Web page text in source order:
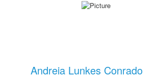
Andreia Lunkes Conrado